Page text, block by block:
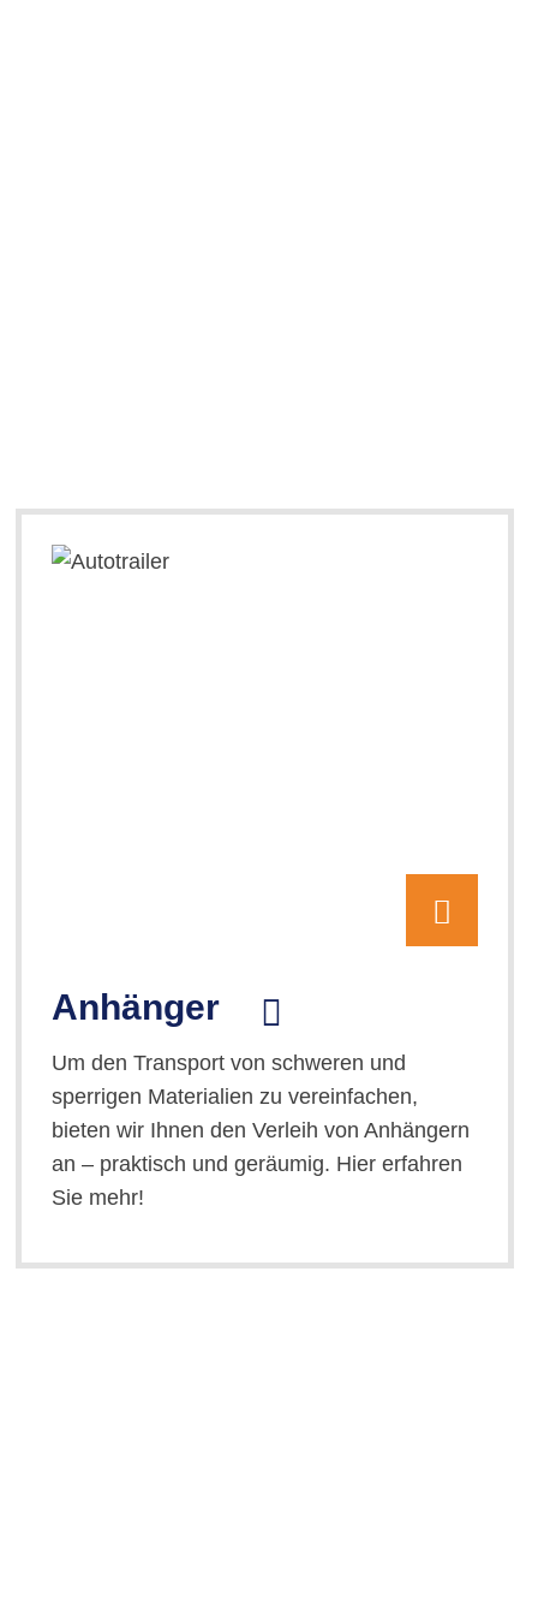
Anhänger
Um den Transport von schweren und
sperrigen Materialien zu vereinfachen,
bieten wir Ihnen den Verleih von Anhängern
an – praktisch und geräumig. Hier erfahren
Sie mehr!